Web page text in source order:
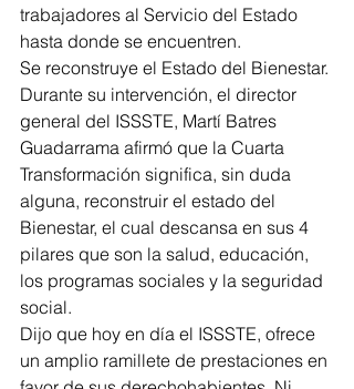
trabajadores al Servicio del Estado
hasta donde se encuentren.
Se reconstruye el Estado del Bienestar.
Durante su intervención, el director
general del ISSSTE, Martí Batres
Guadarrama afirmó que la Cuarta
Transformación significa, sin duda
alguna, reconstruir el estado del
Bienestar, el cual descansa en sus 4
pilares que son la salud, educación,
los programas sociales y la seguridad
social.
Dijo que hoy en día el ISSSTE, ofrece
un amplio ramillete de prestaciones en